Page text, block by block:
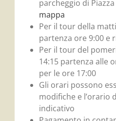
parcheggio di
mappa
Per il tour della
partenza ore 9:00 e
Per il tour del
14:15 partenza alle
per le ore 17:00
Gli orari possono
modifiche e l’orario
indicativo